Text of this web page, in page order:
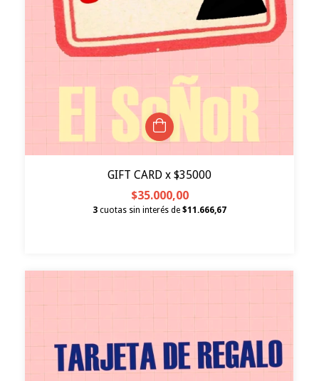
GIFT CARD x $35000
$35.000,00
3 cuotas sin interés de $11.666,67